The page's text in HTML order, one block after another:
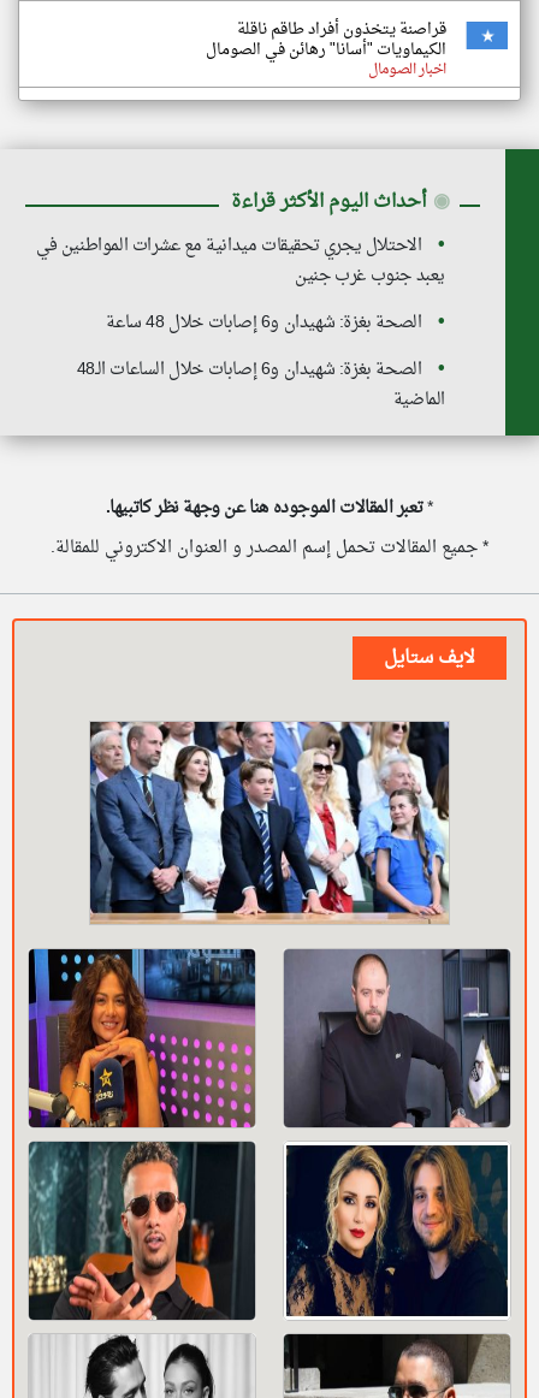
قراصنة يتخذون أفراد طاقم ناقلة
الكيماويات "أسانا" رهائن في الصومال
اخبار الصومال
◉ أحداث اليوم الأكثر قراءة
الاحتلال يجري تحقيقات ميدانية مع عشرات المواطنين في
يعبد جنوب غرب جنين
الصحة بغزة: شهيدان و6 إصابات خلال 48 ساعة
الصحة بغزة: شهيدان و6 إصابات خلال الساعات الـ48
الماضية
*تعبر المقالات الموجوده هنا عن وجهة نظر كاتبيها.
* جميع المقالات تحمل إسم المصدر و العنوان الاكتروني للمقالة.
لايف ستايل